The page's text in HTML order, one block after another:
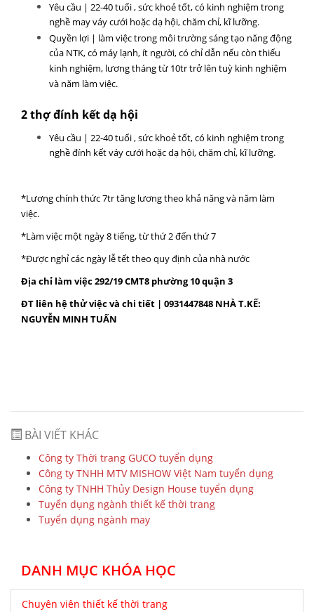
Yêu cầu | 22-40 tuổi , sức khoẻ tốt, có kinh nghiệm trong
nghề may váy cưới hoặc dạ hội, chăm chỉ, kĩ lưỡng.
Quyền lợi | làm việc trong môi trường sáng tạo năng động
của NTK, có máy lạnh, ít người, có chỉ dẫn nếu còn thiếu
kinh nghiệm, lương tháng từ 10tr trở lên tuỳ kinh nghiệm
và năm làm việc.
2 thợ đính kết dạ hội
Yêu cầu | 22-40 tuổi , sức khoẻ tốt, có kinh nghiệm trong
nghề đính kết váy cưới hoặc dạ hội, chăm chỉ, kĩ lưỡng.
*Lương chính thức 7tr tăng lương theo khả năng và năm làm
việc.
*Làm việc một ngày 8 tiếng, từ thứ 2 đến thứ 7
*Được nghỉ các ngày lễ tết theo quy định của nhà nước
Địa chỉ làm việc 292/19 CMT8 phường 10 quận 3
ĐT liên hệ thử việc và chi tiết | 0931447848 NHÀ T.KẾ:
NGUYỄN MINH TUẤN
BÀI VIẾT KHÁC
Công ty Thời trang GUCO tuyển dụng
Công ty TNHH MTV MISHOW Việt Nam tuyển dụng
Công ty TNHH Thủy Design House tuyển dụng
Tuyển dụng ngành thiết kế thời trang
Tuyển dụng ngành may
DANH MỤC KHÓA HỌC
Chuyên viên thiết kế thời trang